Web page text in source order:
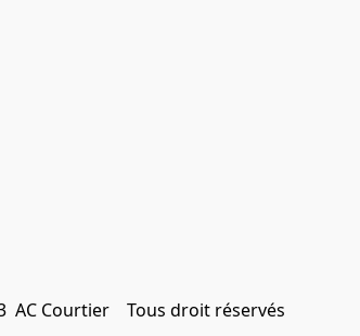
AC Courtier    Tous droit réservés